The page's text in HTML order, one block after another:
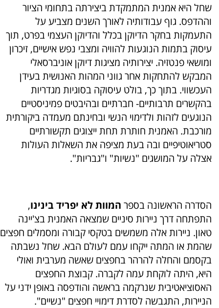
שחל היא אמנית המתמקדת ביצירתה בתחומי הציור
וההדפס. גוף עבודותיה לאורך השנים מצביע על
התעמקות בחקר הדיוקן בכלל והדיוקן העצמי בפרט, תוך
עיסוק בתמות הנוגעות להוויה ומצבי נפש אישיים, זיכרון
ומושאי פנטזיה. יצירותיה מציגות דיוקן אוניברסאלי
המבקש להתחקות אחר גווני המהות האנושית בעידן
העכשווי. בתוך כך, בולט עיסוקה בסוגיות מגדריות
בהקשרים תרבותיים- חברתיים ובהיבטים פמיניסטיים
הנוגעים לזהות ולדימוי הנשי ובחינתם מעמדה ביקורתית
מורכבת. האמנית חותרת תחת ייצוגים תקשורתיים
סטריאוטיפיים ובה בעת מציפה את השאלות העולות
אצלה על המושגים "נשיות" ו"גבריות".
הסדרה הראשונה בספר המוות לא יפריד בינינו,
התפתחה דרך ניירות סיניים שמצאה האמנית בצ'יינה
טאון. ניירות אלה משמשים בטקסי קבורה ומסמלים חפצים
שהמת או המתה ייקחו עמם לעולם הבא. שחל נשבתה
בקסמם והחלה להרהר בחפצים שאשה מערבית ואולי
היא, היתה לוקחת עמה לקברה. קבוצת החפצים
האסוציאטיבית שנרקמה בראשה והודפסה באופן ידני על
הניירות, התגבשה לסדרת דימויי חפצים "נשיים".